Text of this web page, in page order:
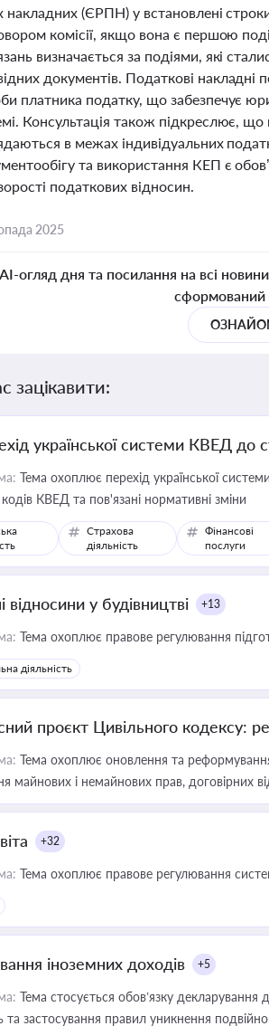
накладних (ЄРПН) у встановлені
комісії, якщо вона є першою
визначається за подіями, які
документів. Податкові накладні
платника податку, що забезпечує
Консультація також підкреслює,
в межах індивідуальних
та використання КЕП є
податкових відносин.
2025
огляд дня та посилання на всі
сформований
зацікавити:
української системи КВЕД до
Тема охоплює перехід української
КВЕД та пов'язані нормативні зміни
Страхова
діяльність
Фінансові
послуги
відносини у будівництві +13
Тема охоплює правове регулювання
діяльність
проєкт Цивільного кодексу:
Тема охоплює оновлення та
майнових і немайнових прав, договірних
+32
Тема охоплює правове регулювання
іноземних доходів +5
Тема стосується обов’язку
та застосування правил уникнення